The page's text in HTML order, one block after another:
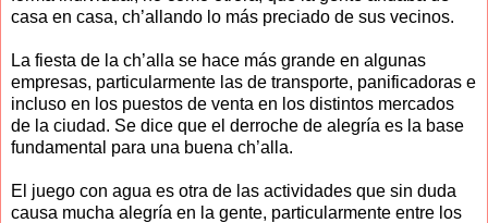
casa en casa, ch’allando lo más preciado de sus vecinos.
La fiesta de la ch’alla se hace más grande en algunas
empresas, particularmente las de transporte, panificadoras e
incluso en los puestos de venta en los distintos mercados
de la ciudad. Se dice que el derroche de alegría es la base
fundamental para una buena ch’alla.
El juego con agua es otra de las actividades que sin duda
causa mucha alegría en la gente, particularmente entre los